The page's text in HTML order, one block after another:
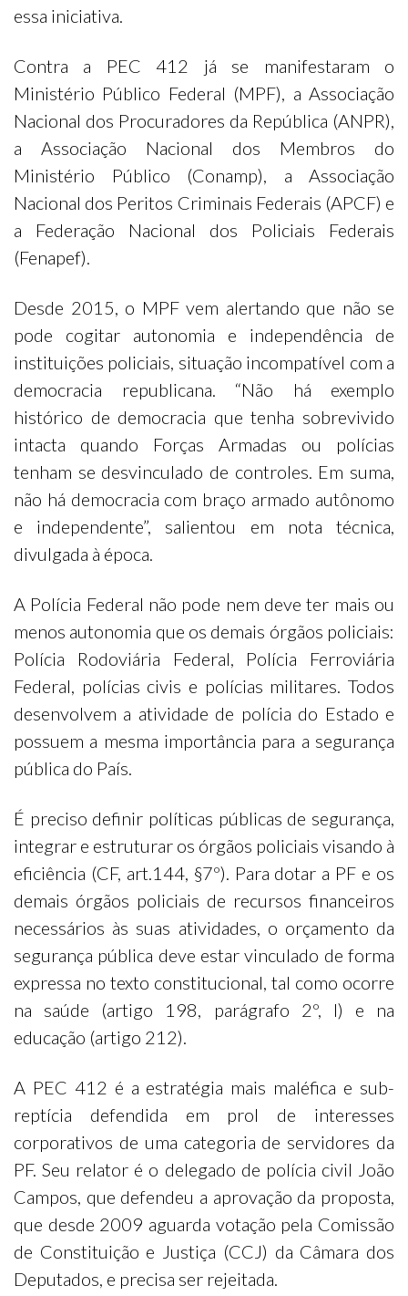
essa iniciativa.
Contra a PEC 412 já se manifestaram o
Ministério Público Federal (MPF), a Associação
Nacional dos Procuradores da República (ANPR),
a Associação Nacional dos Membros do
Ministério Público (Conamp), a Associação
Nacional dos Peritos Criminais Federais (APCF) e
a Federação Nacional dos Policiais Federais
(Fenapef).
Desde 2015, o MPF vem alertando que não se
pode cogitar autonomia e independência de
instituições policiais, situação incompatível com a
democracia republicana. “Não há exemplo
histórico de democracia que tenha sobrevivido
intacta quando Forças Armadas ou polícias
tenham se desvinculado de controles. Em suma,
não há democracia com braço armado autônomo
e independente”, salientou em nota técnica,
divulgada à época.
A Polícia Federal não pode nem deve ter mais ou
menos autonomia que os demais órgãos policiais:
Polícia Rodoviária Federal, Polícia Ferroviária
Federal, polícias civis e polícias militares. Todos
desenvolvem a atividade de polícia do Estado e
possuem a mesma importância para a segurança
pública do País.
É preciso definir políticas públicas de segurança,
integrar e estruturar os órgãos policiais visando à
eficiência (CF, art.144, §7º). Para dotar a PF e os
demais órgãos policiais de recursos financeiros
necessários às suas atividades, o orçamento da
segurança pública deve estar vinculado de forma
expressa no texto constitucional, tal como ocorre
na saúde (artigo 198, parágrafo 2º, I) e na
educação (artigo 212).
A PEC 412 é a estratégia mais maléfica e sub-
reptícia defendida em prol de interesses
corporativos de uma categoria de servidores da
PF. Seu relator é o delegado de polícia civil João
Campos, que defendeu a aprovação da proposta,
que desde 2009 aguarda votação pela Comissão
de Constituição e Justiça (CCJ) da Câmara dos
Deputados, e precisa ser rejeitada.